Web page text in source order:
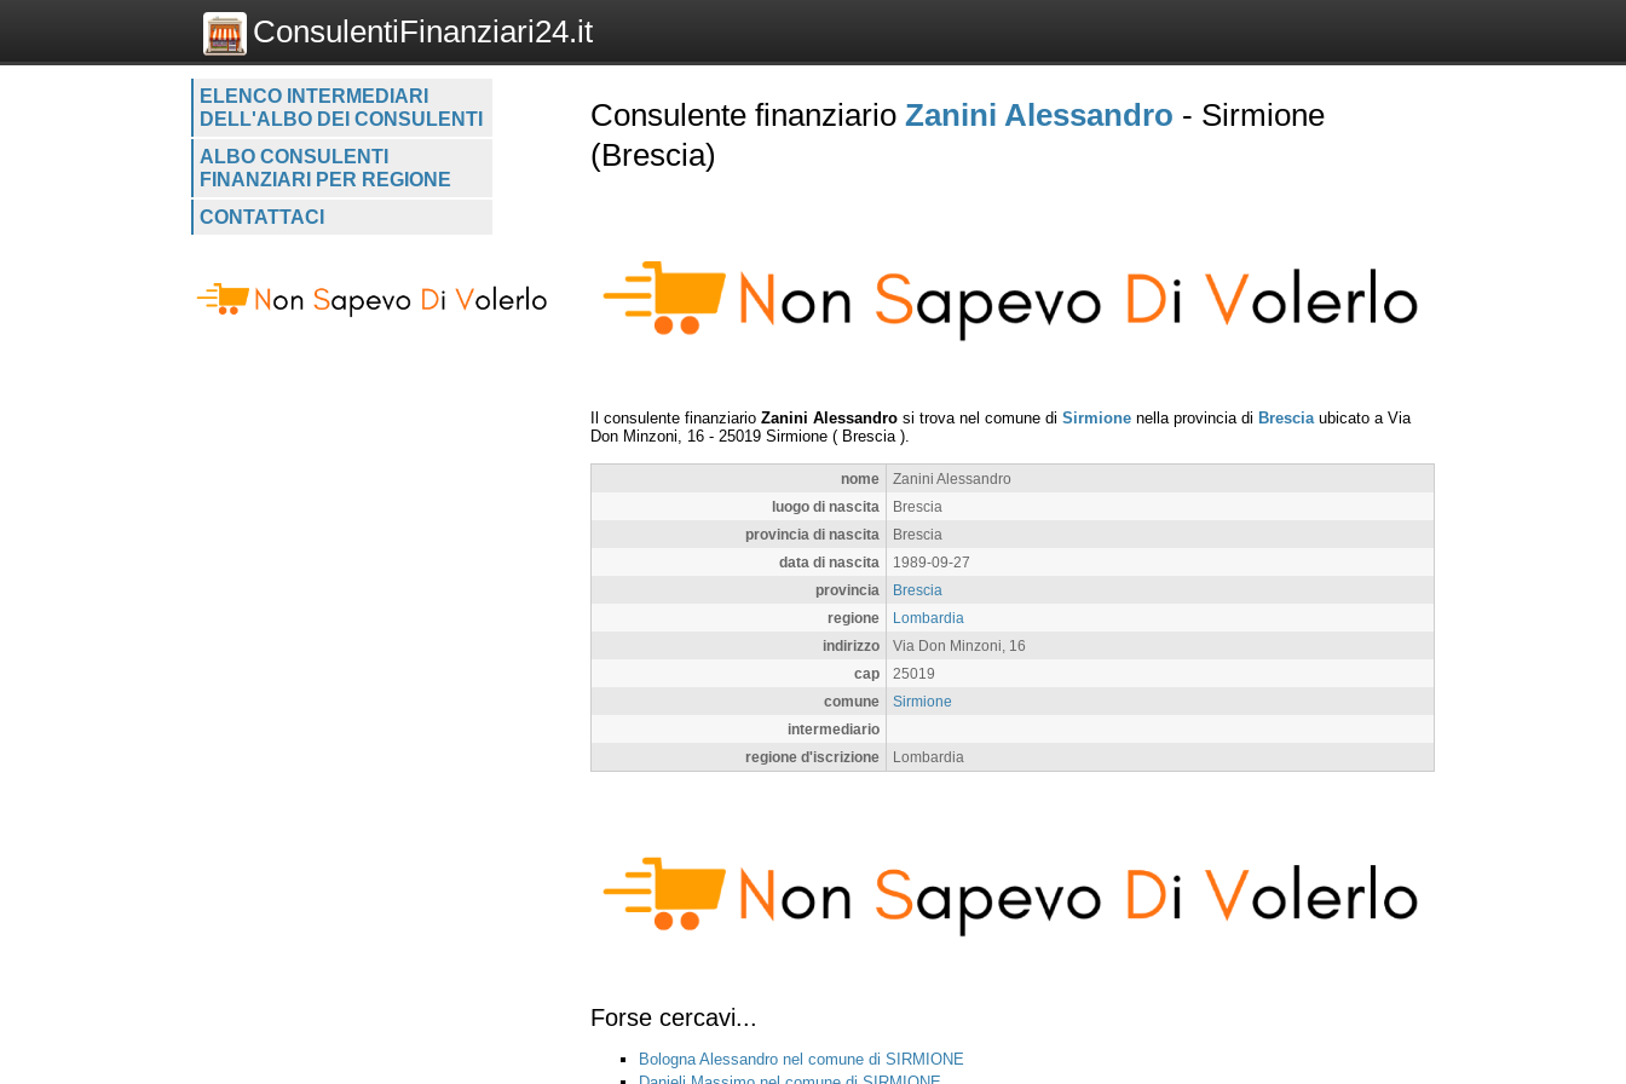
ConsulentiFinanziari24.it
ELENCO INTERMEDIARI
DELL'ALBO DEI CONSULENTI
ALBO CONSULENTI
FINANZIARI PER REGIONE
CONTATTACI
Consulente finanziario Zanini Alessandro - Sirmione
(Brescia)
Il consulente finanziario Zanini Alessandro si trova nel comune di Sirmione nella provincia di Brescia ubicato a Via
Don Minzoni, 16 - 25019 Sirmione ( Brescia ).
nome
Zanini Alessandro
luogo di nascita
Brescia
provincia di nascita
Brescia
data di nascita
1989-09-27
provincia
Brescia
regione
Lombardia
indirizzo
Via Don Minzoni, 16
cap
25019
comune
Sirmione
intermediario
regione d'iscrizione
Lombardia
Forse cercavi...
Bologna Alessandro nel comune di SIRMIONE